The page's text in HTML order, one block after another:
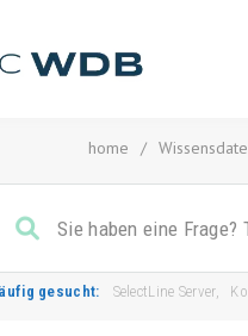
home /
gesucht: SelectLine Server,